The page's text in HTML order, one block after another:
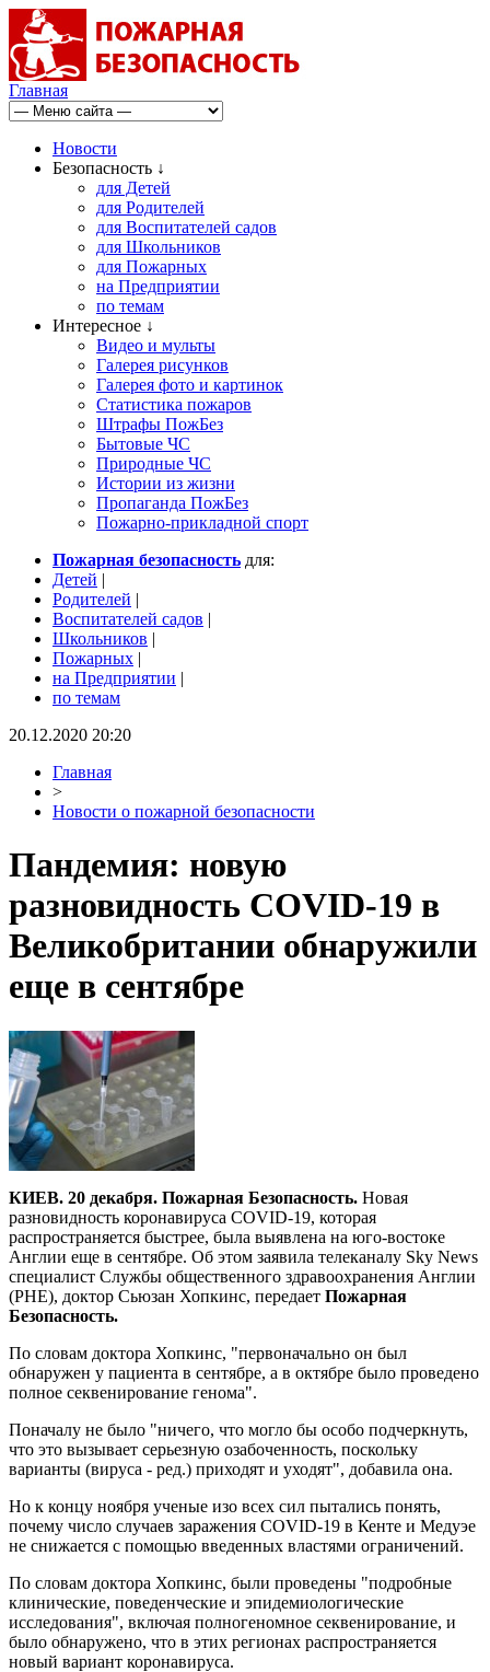
Главная
Новости
Безопасность ↓
для Детей
для Родителей
для Воспитателей садов
для Школьников
для Пожарных
на Предприятии
по темам
Интересное ↓
Видео и мульты
Галерея рисунков
Галерея фото и картинок
Статистика пожаров
Штрафы ПожБез
Бытовые ЧС
Природные ЧС
Истории из жизни
Пропаганда ПожБез
Пожарно-прикладной спорт
Пожарная безопасность для:
Детей |
Родителей |
Воспитателей садов |
Школьников |
Пожарных |
на Предприятии |
по темам
20.12.2020 20:20
Главная
>
Новости о пожарной безопасности
Пандемия: новую
разновидность COVID-19 в
Великобритании обнаружили
еще в сентябре
КИЕВ. 20 декабря. Пожарная Безопасность. Новая
разновидность коронавируса COVID-19, которая
распространяется быстрее, была выявлена на юго-востоке
Англии еще в сентябре. Об этом заявила телеканалу Sky News
специалист Службы общественного здравоохранения Англии
(PHE), доктор Сьюзан Хопкинс, передает Пожарная
Безопасность.
По словам доктора Хопкинс, "первоначально он был
обнаружен у пациента в сентябре, а в октябре было проведено
полное секвенирование генома".
Поначалу не было "ничего, что могло бы особо подчеркнуть,
что это вызывает серьезную озабоченность, поскольку
варианты (вируса - ред.) приходят и уходят", добавила она.
Но к концу ноября ученые изо всех сил пытались понять,
почему число случаев заражения COVID-19 в Кенте и Медуэе
не снижается с помощью введенных властями ограничений.
По словам доктора Хопкинс, были проведены "подробные
клинические, поведенческие и эпидемиологические
исследования", включая полногеномное секвенирование, и
было обнаружено, что в этих регионах распространяется
новый вариант коронавируса.